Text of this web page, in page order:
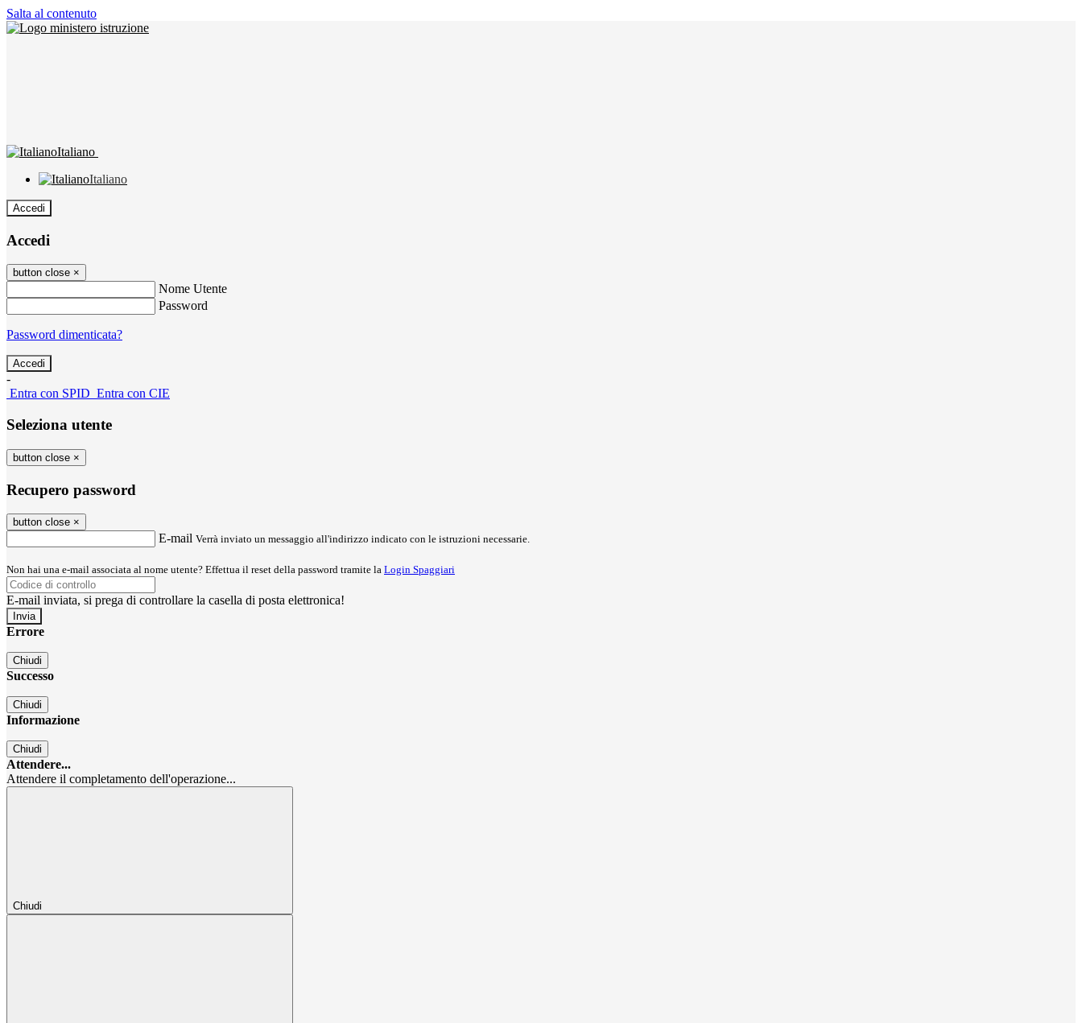
Salta al contenuto
Italiano
Italiano
Accedi
Accedi
button close ×
Nome Utente
Password
Password dimenticata?
-
Entra con SPID Entra con CIE
Seleziona utente
button close ×
Recupero password
button close ×
E-mail Verrà inviato un messaggio all'indirizzo indicato con le istruzioni necessarie.
Non hai una e-mail associata al nome utente? Effettua il reset della password tramite la Login Spaggiari
E-mail inviata, si prega di controllare la casella di posta elettronica!
Errore
Chiudi
Successo
Chiudi
Informazione
Chiudi
Attendere...
Attendere il completamento dell'operazione...
Chiudi